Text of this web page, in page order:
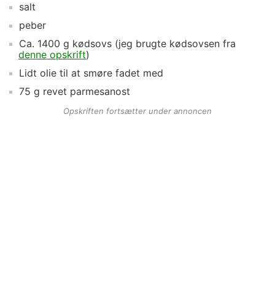
salt
peber
Ca. 1400 g kødsovs (jeg brugte kødsovsen fra
denne opskrift)
Lidt olie til at smøre fadet med
75 g revet parmesanost
Opskriften fortsætter under annoncen